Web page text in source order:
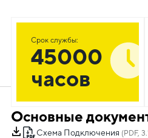
Срок службы:
45000
часов
Основные
Схема Подключения (PDF,